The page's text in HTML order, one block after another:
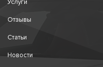
Услуги
Отзывы
Статьи
Новости